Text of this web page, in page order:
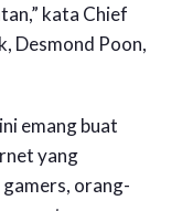
kata Chief
Desmond Poon,
emang buat
yang
orang-